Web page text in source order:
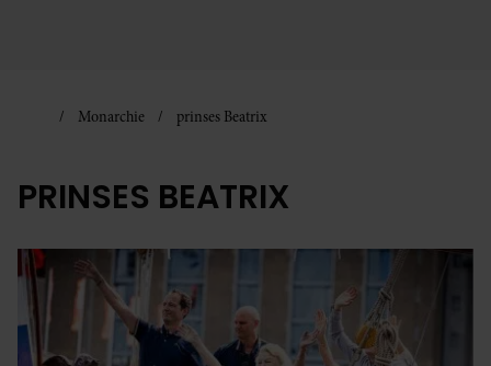
Monarchie prinses Beatrix
PRINSES BEATRIX